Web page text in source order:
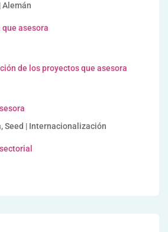
Alemán
asesora
de los proyectos que asesora
Seed | Internacionalización